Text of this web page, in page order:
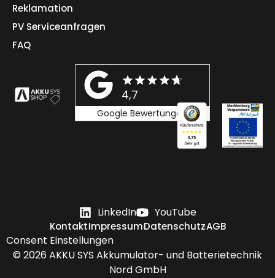
Reklamation
PV Serviceanfragen
FAQ
4,7
Google Bewertungen
LinkedIn YouTube
KontaktImpressumDatenschutzAGB
Consent Einstellungen
© 2026 AKKU SYS Akkumulator- und Batterietechnik
Nord GmbH